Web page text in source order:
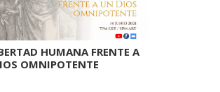
HUMANA FRENTE A
OMNIPOTENTE